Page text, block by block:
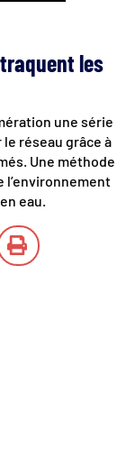
les
une série
réseau grâce à
Une méthode
l’environnement
eau.